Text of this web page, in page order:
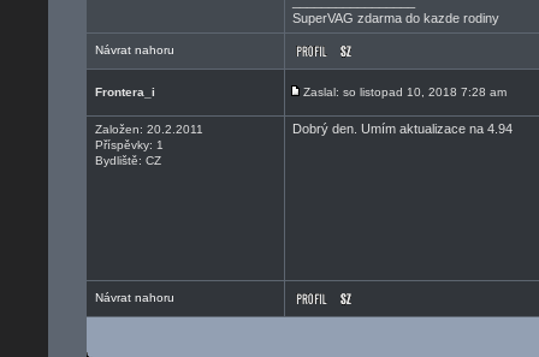
SuperVAG zdarma do kazde rodiny
Návrat nahoru
Frontera_i Zaslal: so listopad 10, 2018 7:28 am
Založen: 20.2.2011
Příspěvky: 1
Bydliště: CZ
Dobrý den. Umím aktualizace na 4.94
Návrat nahoru